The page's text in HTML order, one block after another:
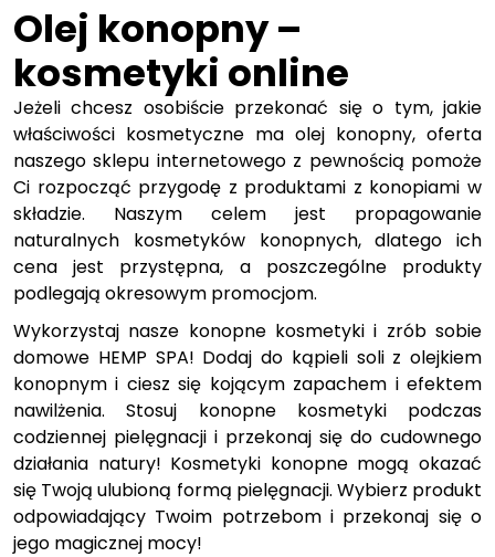
Olej konopny –
kosmetyki online
Jeżeli chcesz osobiście przekonać się o tym, jakie
właściwości kosmetyczne ma olej konopny, oferta
naszego sklepu internetowego z pewnością pomoże
Ci rozpocząć przygodę z produktami z konopiami w
składzie. Naszym celem jest propagowanie
naturalnych kosmetyków konopnych, dlatego ich
cena jest przystępna, a poszczególne produkty
podlegają okresowym promocjom.
Wykorzystaj nasze konopne kosmetyki i zrób sobie
domowe HEMP SPA! Dodaj do kąpieli soli z olejkiem
konopnym i ciesz się kojącym zapachem i efektem
nawilżenia. Stosuj konopne kosmetyki podczas
codziennej pielęgnacji i przekonaj się do cudownego
działania natury! Kosmetyki konopne mogą okazać
się Twoją ulubioną formą pielęgnacji. Wybierz produkt
odpowiadający Twoim potrzebom i przekonaj się o
jego magicznej mocy!